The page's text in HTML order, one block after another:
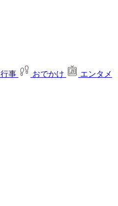
行事 おでかけ
エンタメ